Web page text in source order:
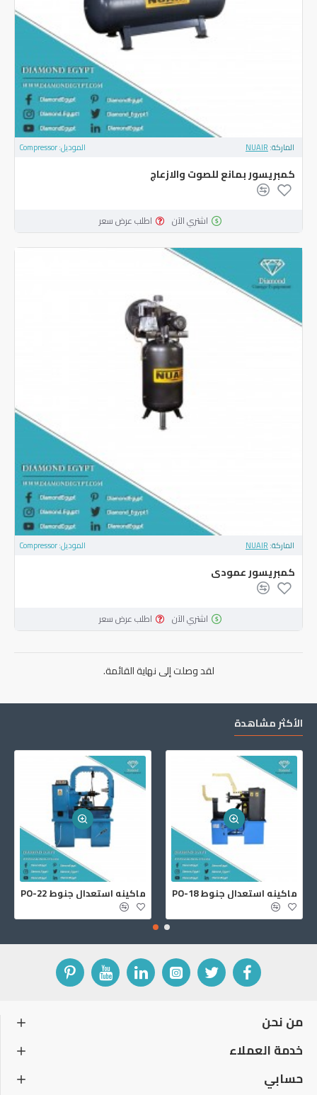
الماركة: NUAIR الموديل:Compressor
كمبريسور بمانع للصوت والازعاج
اشتري الآن اطلب عرض سعر
الماركة: NUAIR الموديل:Compressor
كمبريسور عمودى
اشتري الآن اطلب عرض سعر
لقد وصلت إلى نهاية القائمة.
الأكثر مشاهدة
ماكينه استعدال جنوط PO-18 ماكينه استعدال جنوط PO-22
من نحن
خدمة العملاء
حسابي